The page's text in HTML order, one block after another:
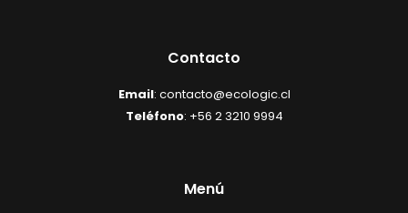
Contacto
Email: contacto@ecologic.cl
Teléfono: +56 2 3210 9994
Menú